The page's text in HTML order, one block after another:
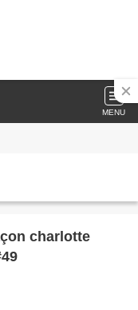
MENU
charlotte